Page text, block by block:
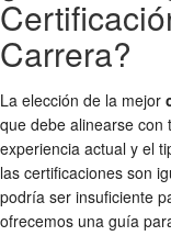
Carrera?
La elección de la mejor
que debe alinearse con
experiencia actual y el
las certificaciones son
podría ser insuficiente
ofrecemos una guía